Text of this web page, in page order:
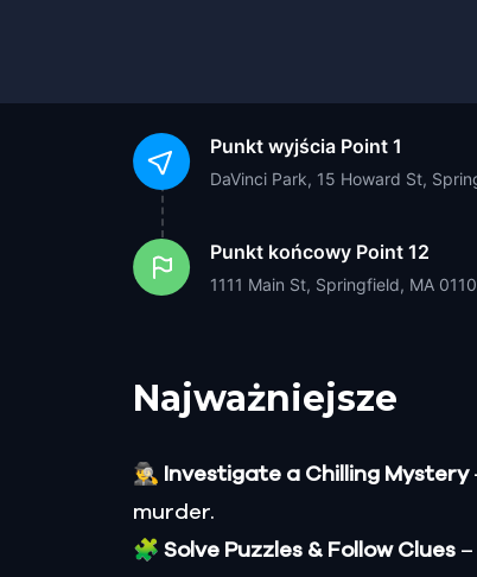
Punkt wyjścia Point 1
DaVinci Park, 15 Howard St,
Punkt końcowy Point 12
1111 Main St, Springfield, MA
Najważniejsze
🕵️‍♂️ Investigate a Chilling Mystery
murder.
🧩 Solve Puzzles & Follow Clues